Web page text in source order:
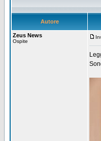
Autore
Zeus News
Ospite